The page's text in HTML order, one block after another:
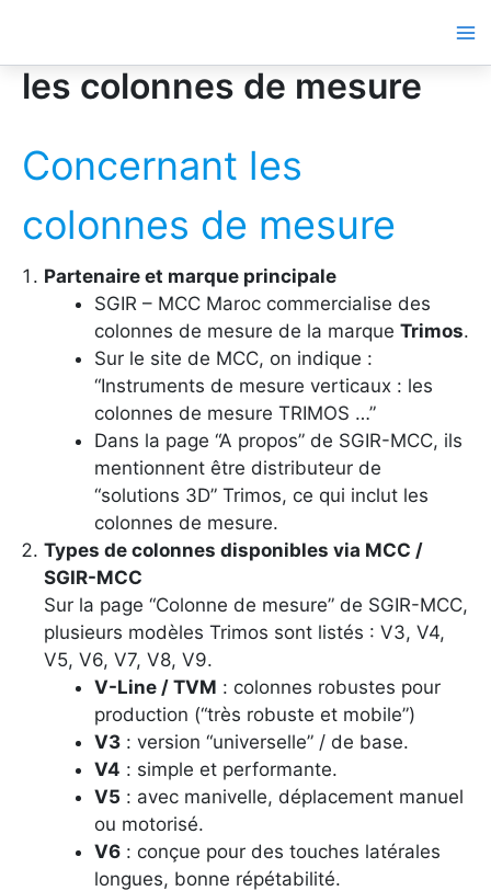
contenu
les colonnes de mesure
Concernant les
colonnes de mesure
Partenaire et marque principale
SGIR – MCC Maroc commercialise des
colonnes de mesure de la marque Trimos.
Sur le site de MCC, on indique :
“Instruments de mesure verticaux : les
colonnes de mesure TRIMOS …”
Dans la page “A propos” de SGIR-MCC, ils
mentionnent être distributeur de
“solutions 3D” Trimos, ce qui inclut les
colonnes de mesure.
Types de colonnes disponibles via MCC /
SGIR-MCC
Sur la page “Colonne de mesure” de SGIR-MCC,
plusieurs modèles Trimos sont listés : V3, V4,
V5, V6, V7, V8, V9.
V-Line / TVM : colonnes robustes pour
production (“très robuste et mobile”)
V3: version “universelle” / de base.
V4 : simple et performante.
V5 : avec manivelle, déplacement manuel
ou motorisé.
V6: conçue pour des touches latérales
longues, bonne répétabilité.